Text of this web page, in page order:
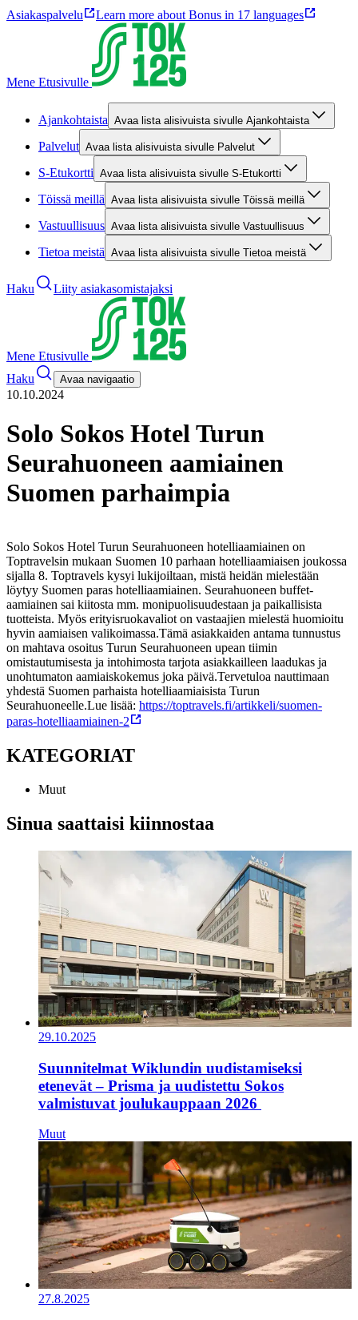
Asiakaspalvelu Learn more about Bonus in 17 languages
Mene Etusivulle
Ajankohtaista Avaa lista alisivuista sivulle Ajankohtaista
Palvelut Avaa lista alisivuista sivulle Palvelut
S-Etukortti Avaa lista alisivuista sivulle S-Etukortti
Töissä meillä Avaa lista alisivuista sivulle Töissä meillä
Vastuullisuus Avaa lista alisivuista sivulle Vastuullisuus
Tietoa meistä Avaa lista alisivuista sivulle Tietoa meistä
Haku Liity asiakasomistajaksi
Mene Etusivulle
Haku
Avaa navigaatio
10.10.2024
Solo Sokos Hotel Turun
Seurahuoneen aamiainen
Suomen parhaimpia
Solo Sokos Hotel Turun Seurahuoneen hotelliaamiainen on
Toptravelsin mukaan Suomen 10 parhaan hotelliaamiaisen joukossa
sijalla 8. Toptravels kysyi lukijoiltaan, mistä heidän mielestään
löytyy Suomen paras hotelliaamiainen. Seurahuoneen buffet-
aamiainen sai kiitosta mm. monipuolisuudestaan ja paikallisista
tuotteista. Myös erityisruokavaliot on vastaajien mielestä huomioitu
hyvin aamiaisen valikoimassa.Tämä asiakkaiden antama tunnustus
on mahtava osoitus Turun Seurahuoneen upean tiimin
omistautumisesta ja intohimosta tarjota asiakkailleen laadukas ja
unohtumaton aamiaiskokemus joka päivä.Tervetuloa nauttimaan
yhdestä Suomen parhaista hotelliaamiaisista Turun
Seurahuoneelle.Lue lisää: https://toptravels.fi/artikkeli/suomen-
paras-hotelliaamiainen-2
KATEGORIAT
Muut
Sinua saattaisi kiinnostaa
29.10.2025
Suunnitelmat Wiklundin uudistamiseksi
etenevät – Prisma ja uudistettu Sokos
valmistuvat joulukauppaan 2026
Muut
27.8.2025